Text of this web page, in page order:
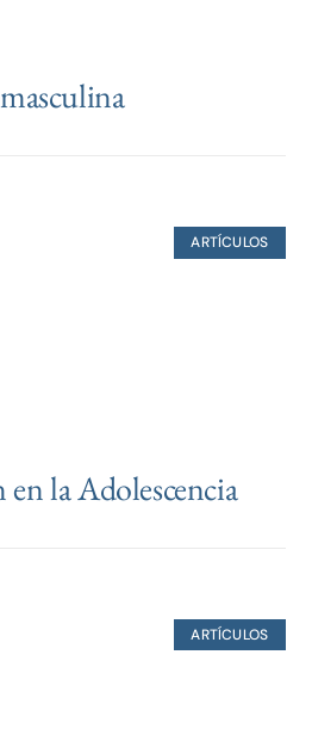
ARTÍCULOS
la Adolescencia
ARTÍCULOS